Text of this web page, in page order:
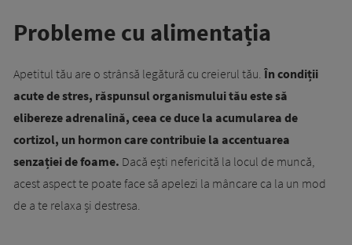
Probleme cu alimentația
Apetitul tău are o strânsă legătură cu creierul tău. În condiții
acute de stres, răspunsul organismului tău este să
elibereze adrenalină, ceea ce duce la acumularea de
cortizol, un hormon care contribuie la accentuarea
senzației de foame. Dacă ești nefericită la locul de muncă,
acest aspect te poate face să apelezi la mâncare ca la un mod
de a te relaxa și destresa.